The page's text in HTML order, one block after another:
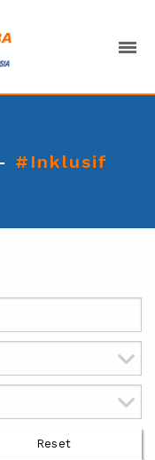
#Inklusif
Reset